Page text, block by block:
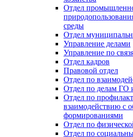
Отдел
среды
Отдел
Управление делами
Управление по
Отдел кадров
Правовой отдел
Отдел по
Отдел по делам ГО
Отдел по
взаимодействию с
формированиями
Отдел по
Отдел по